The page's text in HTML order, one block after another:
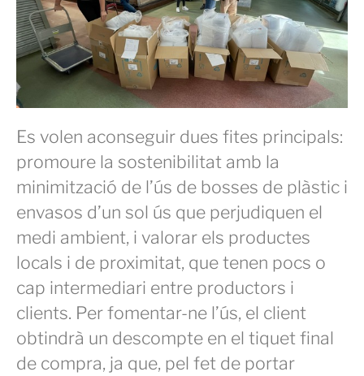
Es volen aconseguir dues fites principals:
promoure la sostenibilitat amb la
minimització de l’ús de bosses de plàstic i
envasos d’un sol ús que perjudiquen el
medi ambient, i valorar els productes
locals i de proximitat, que tenen pocs o
cap intermediari entre productors i
clients. Per fomentar-ne l’ús, el client
obtindrà un descompte en el tiquet final
de compra, ja que, pel fet de portar